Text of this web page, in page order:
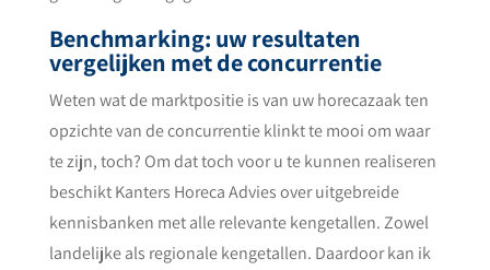
Benchmarking: uw resultaten
vergelijken met de concurrentie
Weten wat de marktpositie is van uw horecazaak ten
opzichte van de concurrentie klinkt te mooi om waar
te zijn, toch? Om dat toch voor u te kunnen realiseren
beschikt Kanters Horeca Advies over uitgebreide
kennisbanken met alle relevante kengetallen. Zowel
landelijke als regionale kengetallen. Daardoor kan ik